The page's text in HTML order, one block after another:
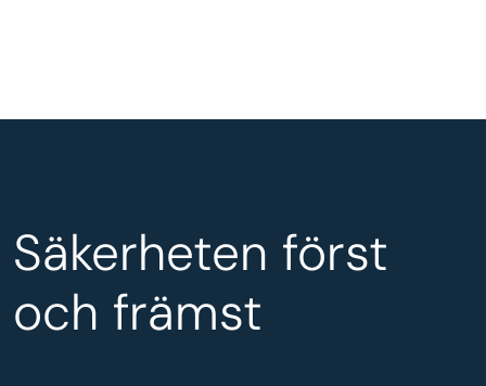
Säkerheten först
och främst